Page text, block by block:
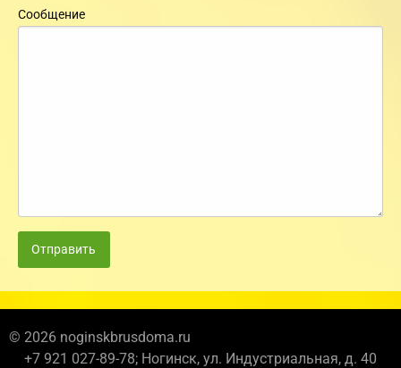
Сообщение
Отправить
© 2026 noginskbrusdoma.ru
+7 921 027-89-78; Ногинск, ул. Индустриальная, д. 40